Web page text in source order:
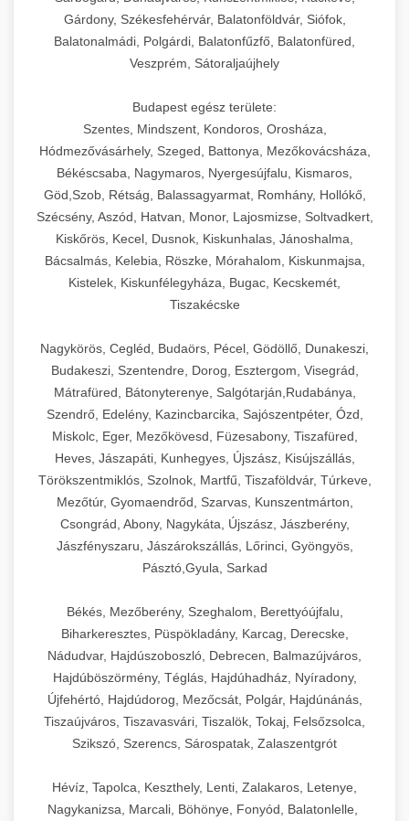
Gárdony, Székesfehérvár, Balatonföldvár, Siófok,
Balatonalmádi, Polgárdi, Balatonfűzfő, Balatonfüred,
Veszprém, Sátoraljaújhely
Budapest egész területe:
Szentes, Mindszent, Kondoros, Orosháza,
Hódmezővásárhely, Szeged, Battonya, Mezőkovácsháza,
Békéscsaba, Nagymaros, Nyergesújfalu, Kismaros,
Göd,Szob, Rétság, Balassagyarmat, Romhány, Hollókő,
Szécsény, Aszód, Hatvan, Monor, Lajosmizse, Soltvadkert,
Kiskőrös, Kecel, Dusnok, Kiskunhalas, Jánoshalma,
Bácsalmás, Kelebia, Röszke, Mórahalom, Kiskunmajsa,
Kistelek, Kiskunfélegyháza, Bugac, Kecskemét,
Tiszakécske
Nagykörös, Cegléd, Budaörs, Pécel, Gödöllő, Dunakeszi,
Budakeszi, Szentendre, Dorog, Esztergom, Visegrád,
Mátrafüred, Bátonyterenye, Salgótarján,Rudabánya,
Szendrő, Edelény, Kazincbarcika, Sajószentpéter, Ózd,
Miskolc, Eger, Mezőkövesd, Füzesabony, Tiszafüred,
Heves, Jászapáti, Kunhegyes, Újszász, Kisújszállás,
Törökszentmiklós, Szolnok, Martfű, Tiszaföldvár, Túrkeve,
Mezőtúr, Gyomaendrőd, Szarvas, Kunszentmárton,
Csongrád, Abony, Nagykáta, Újszász, Jászberény,
Jászfényszaru, Jászárokszállás, Lőrinci, Gyöngyös,
Pásztó,Gyula, Sarkad
Békés, Mezőberény, Szeghalom, Berettyóújfalu,
Biharkeresztes, Püspökladány, Karcag, Derecske,
Nádudvar, Hajdúszoboszló, Debrecen, Balmazújváros,
Hajdúböszörmény, Téglás, Hajdúhadház, Nyíradony,
Újfehértó, Hajdúdorog, Mezőcsát, Polgár, Hajdúnánás,
Tiszaújváros, Tiszavasvári, Tiszalök, Tokaj, Felsőzsolca,
Szikszó, Szerencs, Sárospatak, Zalaszentgrót
Hévíz, Tapolca, Keszthely, Lenti, Zalakaros, Letenye,
Nagykanizsa, Marcali, Böhönye, Fonyód, Balatonlelle,